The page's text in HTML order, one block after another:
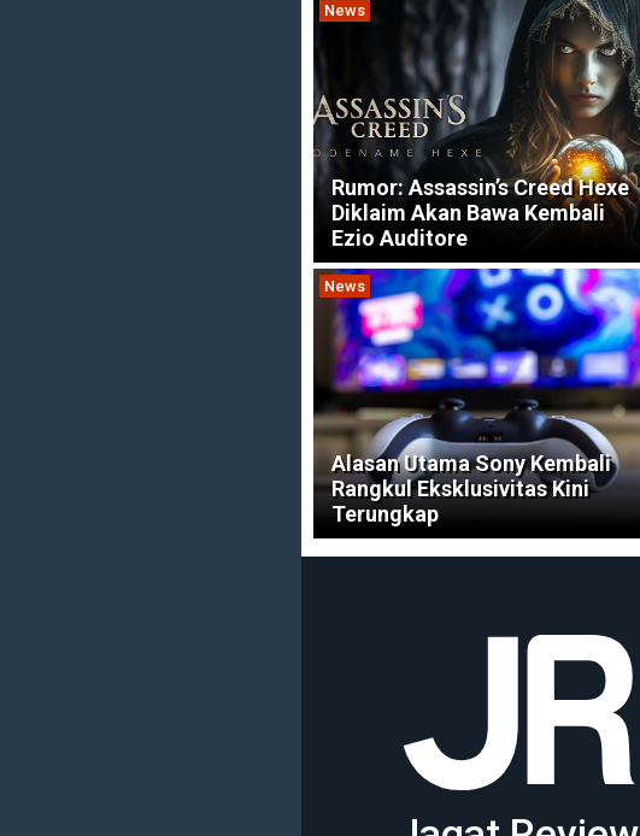
News
Rumor: Assassin’s Creed Hexe
Diklaim Akan Bawa Kembali
Ezio Auditore
News
Alasan Utama Sony Kembali
Rangkul Eksklusivitas Kini
Terungkap